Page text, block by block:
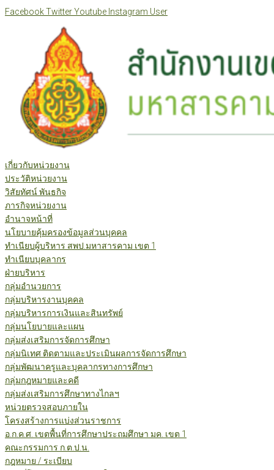
Skip
FacebookTwitterYoutube Instagram User
เกี่ยวกับหน่วยงาน
ประวัติหน่วยงาน
วิสัยทัศน์ พันธกิจ
ภารกิจหน่วยงาน
อำนาจหน้าที่
นโยบายคุ้มครองข้อมูลส่วนบุคคล
ทำเนียบผู้บริหาร สพป.มหาสารคาม เขต 1
ทำเนียบบุคลากร
ฝ่ายบริหาร
กลุ่มอำนวยการ
กลุ่มบริหารงานบุคคล
กลุ่มบริหารการเงินและสินทรัพย์
กลุ่มนโยบายและแผน
กลุ่มส่งเสริมการจัดการศึกษา
กลุ่มนิเทศ ติดตามและประเมินผลการจัดการศึกษา
กลุ่มพัฒนาครูและบุคลากรทางการศึกษา
กลุ่มกฎหมายและคดี
กลุ่มส่งเสริมการศึกษาทางไกลฯ
หน่วยตรวจสอบภายใน
โครงสร้างการแบ่งส่วนราชการ
อ.ก.ค.ศ. เขตพื้นที่การศึกษาประถมศึกษา มค. เขต 1
คณะกรรมการ ก.ต.ป.น.
กฎหมาย / ระเบียบ